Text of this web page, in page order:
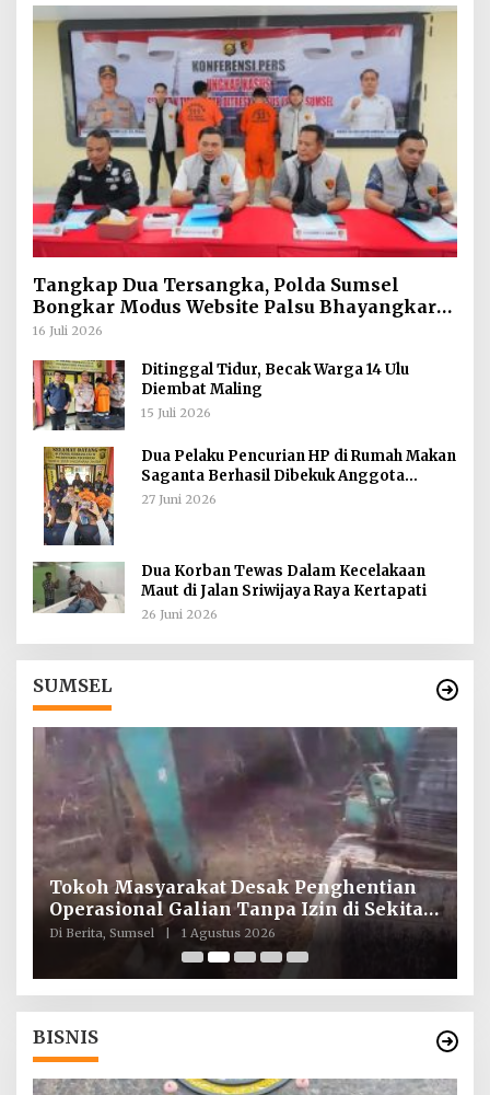
Tangkap Dua Tersangka, Polda Sumsel
Bongkar Modus Website Palsu Bhayangkara
Run
16 Juli 2026
Ditinggal Tidur, Becak Warga 14 Ulu
Diembat Maling
15 Juli 2026
Dua Pelaku Pencurian HP di Rumah Makan
Saganta Berhasil Dibekuk Anggota
Polsekta SU II Palembang !!
27 Juni 2026
Dua Korban Tewas Dalam Kecelakaan
Maut di Jalan Sriwijaya Raya Kertapati
26 Juni 2026
SUMSEL
Tokoh Masyarakat Desak Penghentian
Operasional Galian Tanpa Izin di Sekitar
Jembatan Sei Siarak, Desa Tanah Abang
Di Berita, Sumsel | 1 Agustus 2026
BISNIS